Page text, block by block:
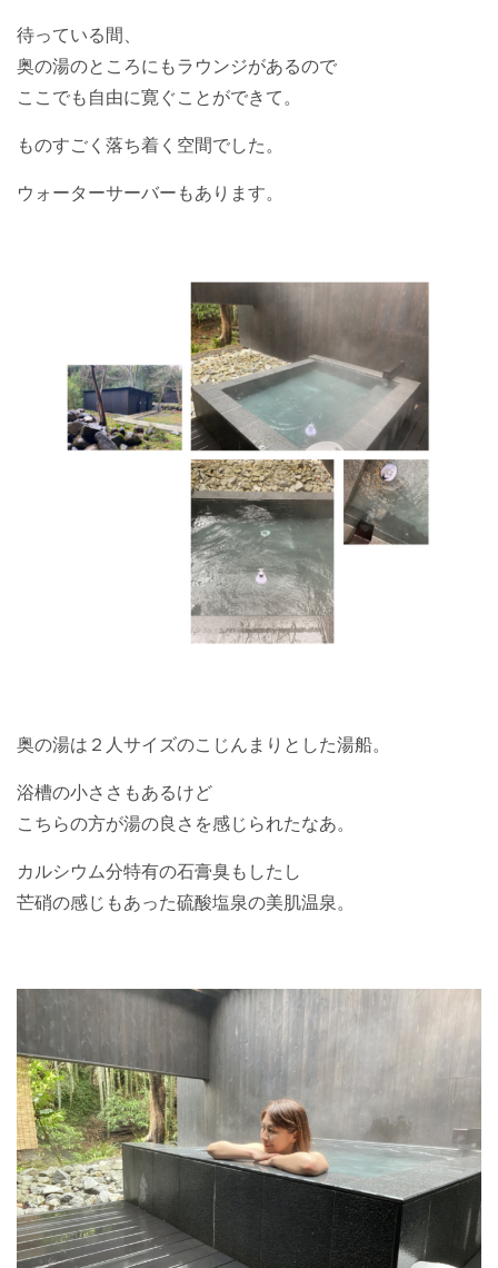
待っている間、
奥の湯のところにもラウンジがあるので
ここでも自由に寛ぐことができて。
ものすごく落ち着く空間でした。
ウォーターサーバーもあります。
奥の湯は２人サイズのこじんまりとした湯船。
浴槽の小ささもあるけど
こちらの方が湯の良さを感じられたなあ。
カルシウム分特有の石膏臭もしたし
芒硝の感じもあった硫酸塩泉の美肌温泉。